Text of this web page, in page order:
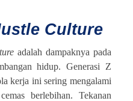
Culture
adalah dampaknya pada
hidup. Generasi Z
kerja ini sering mengalami
berlebihan. Tekanan